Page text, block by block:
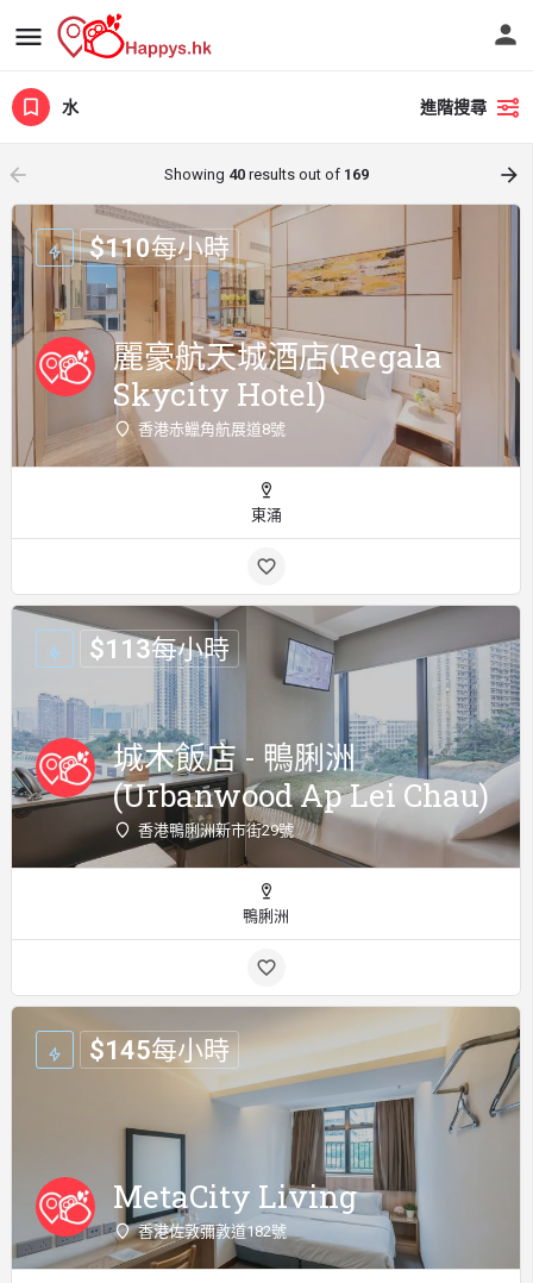
水 進階搜尋
arrow_backward Showing 40results out of 169 arrow_forward
麗豪航天城酒店(Regala
Skycity Hotel)
香港赤鱲角航展道8號
$110每小時
東涌
城木飯店 - 鴨脷洲
(Urbanwood Ap Lei Chau)
香港鴨脷洲新市街29號
$113每小時
鴨脷洲
MetaCity Living
香港佐敦彌敦道182號
$145每小時